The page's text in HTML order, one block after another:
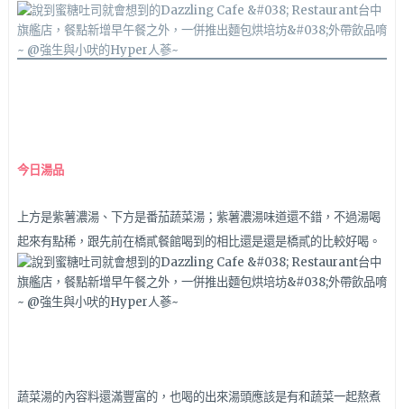
今日湯品
上方是紫薯濃湯、下方是番茄蔬菜湯；紫薯濃湯味道還不錯，不過湯喝
起來有點稀，跟先前在橋貳餐館喝到的相比還是還是橋貳的比較好喝。
蔬菜湯的內容料還滿豐富的，也喝的出來湯頭應該是有和蔬菜一起熬煮